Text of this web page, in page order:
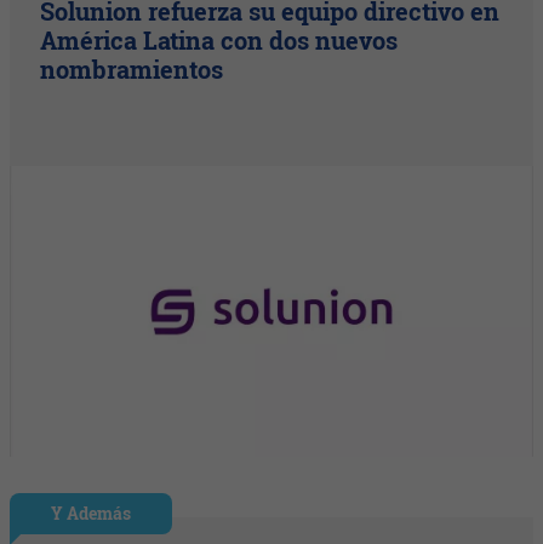
Solunion refuerza su equipo directivo en
América Latina con dos nuevos
nombramientos
Y Además